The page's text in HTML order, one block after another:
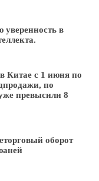
уверенность в
Китае с 1 июня по
по
превысили 8
оборот